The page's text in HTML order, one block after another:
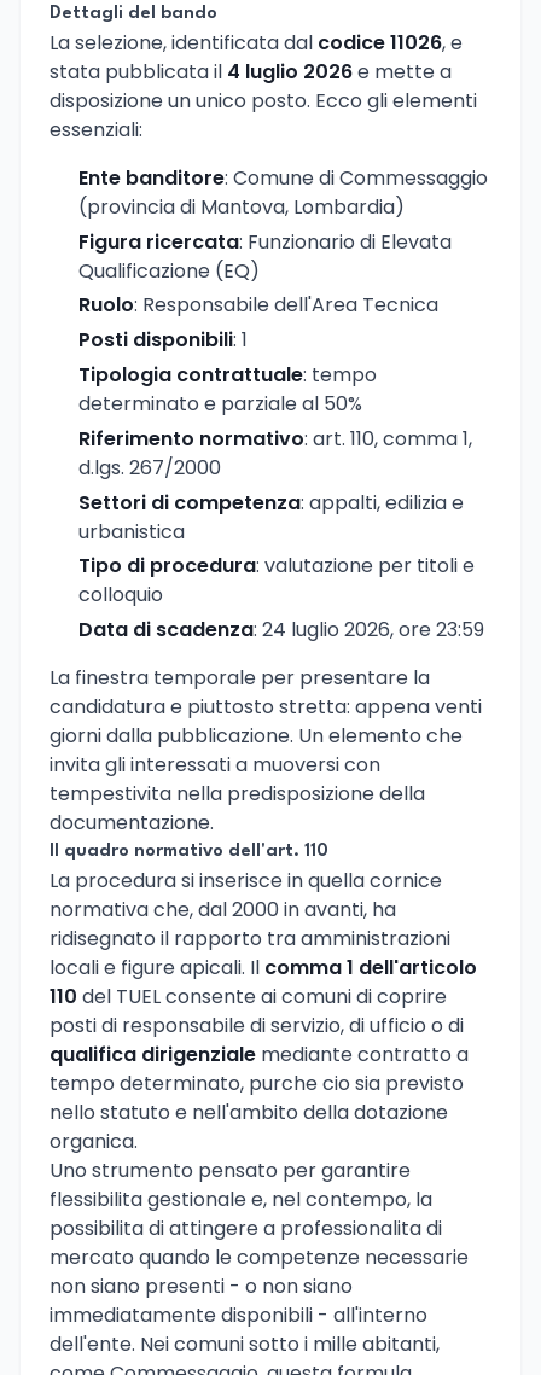
Dettagli del bando
La selezione, identificata dal codice 11026, e
stata pubblicata il 4 luglio 2026e mette a
disposizione un unico posto. Ecco gli elementi
essenziali:
Ente banditore: Comune di Commessaggio
(provincia di Mantova, Lombardia)
Figura ricercata: Funzionario di Elevata
Qualificazione (EQ)
Ruolo: Responsabile dell'Area Tecnica
Posti disponibili: 1
Tipologia contrattuale: tempo
determinato e parziale al 50%
Riferimento normativo: art. 110, comma 1,
d.lgs. 267/2000
Settori di competenza: appalti, edilizia e
urbanistica
Tipo di procedura: valutazione per titoli e
colloquio
Data di scadenza: 24 luglio 2026, ore 23:59
La finestra temporale per presentare la
candidatura e piuttosto stretta: appena venti
giorni dalla pubblicazione. Un elemento che
invita gli interessati a muoversi con
tempestivita nella predisposizione della
documentazione.
Il quadro normativo dell'art. 110
La procedura si inserisce in quella cornice
normativa che, dal 2000 in avanti, ha
ridisegnato il rapporto tra amministrazioni
locali e figure apicali. Il comma 1 dell'articolo
110 del TUEL consente ai comuni di coprire
posti di responsabile di servizio, di ufficio o di
qualifica dirigenziale mediante contratto a
tempo determinato, purche cio sia previsto
nello statuto e nell'ambito della dotazione
organica.
Uno strumento pensato per garantire
flessibilita gestionale e, nel contempo, la
possibilita di attingere a professionalita di
mercato quando le competenze necessarie
non siano presenti - o non siano
immediatamente disponibili - all'interno
dell'ente. Nei comuni sotto i mille abitanti,